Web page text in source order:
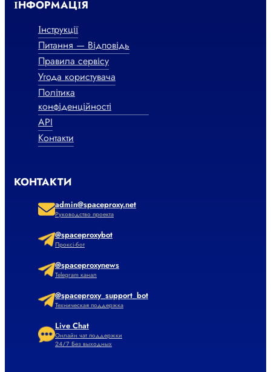
ІНФОРМАЦІЯ
Інструкції
Питання — Відповідь
Правила сервісу
Угода користувача
Політика
конфіденційності
API
Контакти
КОНТАКТИ
admin@spaceproxy.net
Руководство проекта
@spaceproxybot
Проксі-бот
@spaceproxynews
Telegram канал
@spaceproxy_support_bot
Техническая поддержка
Live Chat
Онлайн чат поддержки
24/7 Без выходных